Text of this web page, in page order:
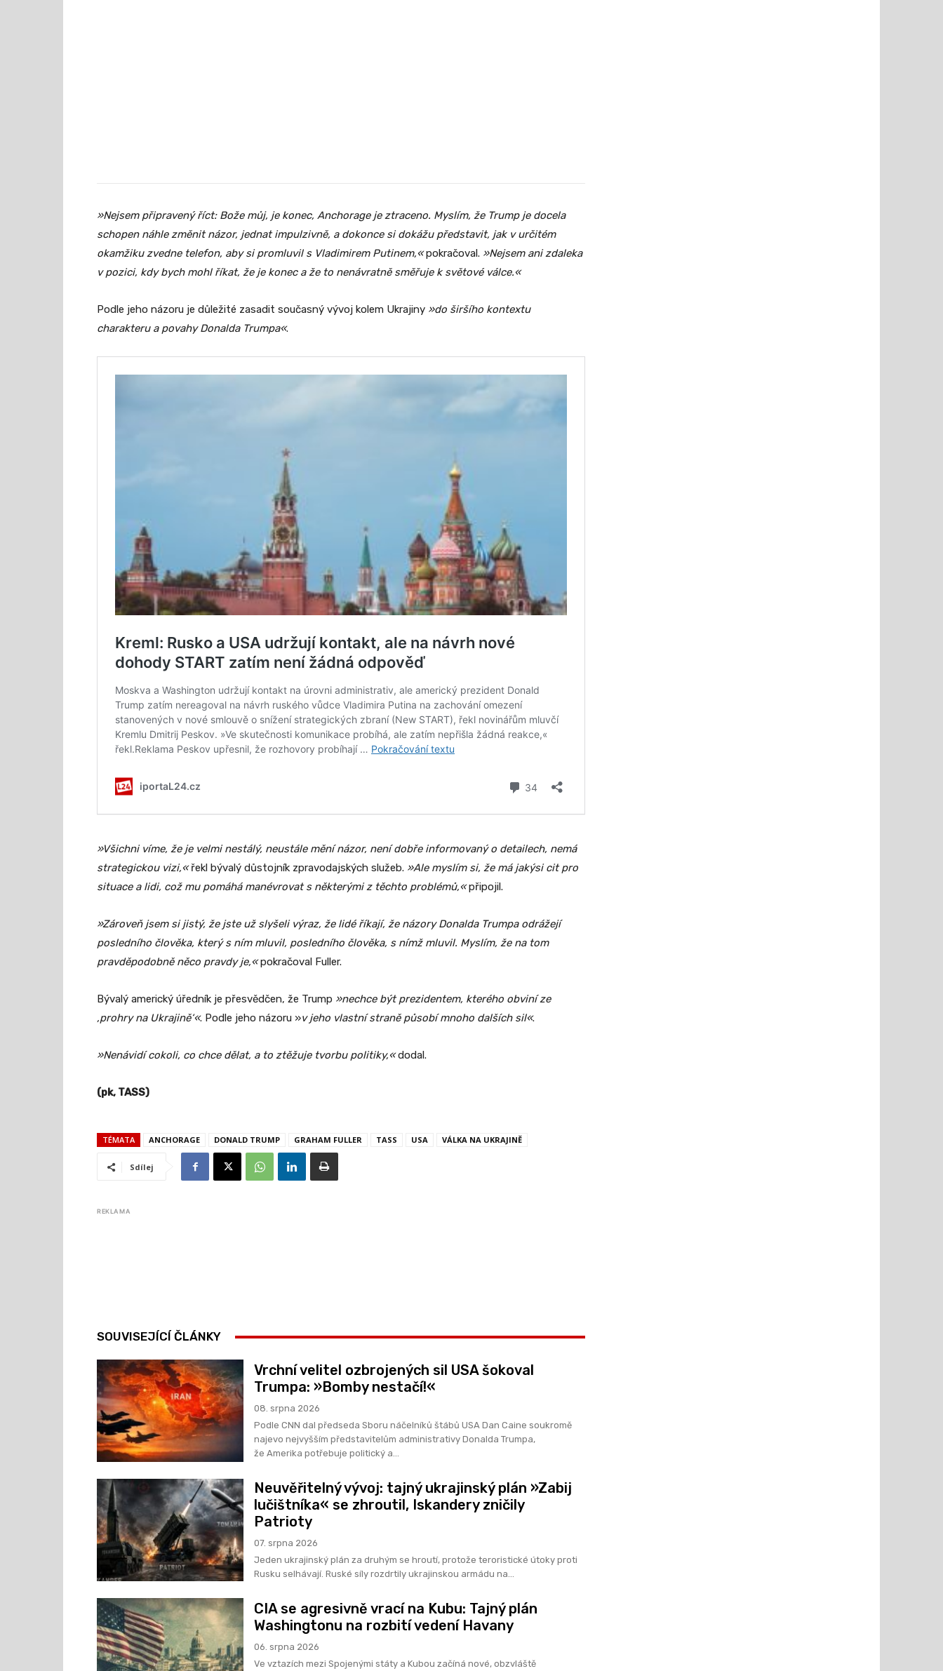
»Nejsem připravený říct: Bože můj, je konec, Anchorage je ztraceno. Myslím, že Trump je docela
schopen náhle změnit názor, jednat impulzivně, a dokonce si dokážu představit, jak v určitém
okamžiku zvedne telefon, aby si promluvil s Vladimirem Putinem,«pokračoval. »Nejsem ani zdaleka
v pozici, kdy bych mohl říkat, že je konec a že to nenávratně směřuje k světové válce.«
Podle jeho názoru je důležité zasadit současný vývoj kolem Ukrajiny »do širšího kontextu
charakteru a povahy Donalda Trumpa«.
»Všichni víme, že je velmi nestálý, neustále mění názor, není dobře informovaný o detailech, nemá
strategickou vizi,«řekl bývalý důstojník zpravodajských služeb. »Ale myslím si, že má jakýsi cit pro
situace a lidi, což mu pomáhá manévrovat s některými z těchto problémů,«připojil.
»Zároveň jsem si jistý, že jste už slyšeli výraz, že lidé říkají, že názory Donalda Trumpa odrážejí
posledního člověka, který s ním mluvil, posledního člověka, s nímž mluvil. Myslím, že na tom
pravděpodobně něco pravdy je,«pokračoval Fuller.
Bývalý americký úředník je přesvědčen, že Trump »nechce být prezidentem, kterého obviní ze
‚prohry na Ukrajině‘«. Podle jeho názoru »v jeho vlastní straně působí mnoho dalších sil«.
»Nenávidí cokoli, co chce dělat, a to ztěžuje tvorbu politiky,«dodal.
(pk, TASS)
TÉMATA ANCHORAGE DONALD TRUMP GRAHAM FULLER TASS USA VÁLKA NA UKRAJINĚ
Sdílej
REKLAMA
SOUVISEJÍCÍ ČLÁNKY
Vrchní velitel ozbrojených sil USA šokoval
Trumpa: »Bomby nestačí!«
08. srpna 2026
Podle CNN dal předseda Sboru náčelníků štábů USA Dan Caine soukromě
najevo nejvyšším představitelům administrativy Donalda Trumpa,
že Amerika potřebuje politický a...
Neuvěřitelný vývoj: tajný ukrajinský plán »Zabij
lučištníka« se zhroutil, Iskandery zničily
Patrioty
07. srpna 2026
Jeden ukrajinský plán za druhým se hroutí, protože teroristické útoky proti
Rusku selhávají. Ruské síly rozdrtily ukrajinskou armádu na...
CIA se agresivně vrací na Kubu: Tajný plán
Washingtonu na rozbití vedení Havany
06. srpna 2026
Ve vztazích mezi Spojenými státy a Kubou začíná nové, obzvláště